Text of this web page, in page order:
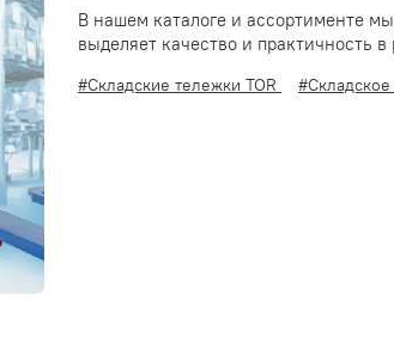
В нашем каталоге и ассортименте
выделяет качество и практичность
#Складские тележки TOR